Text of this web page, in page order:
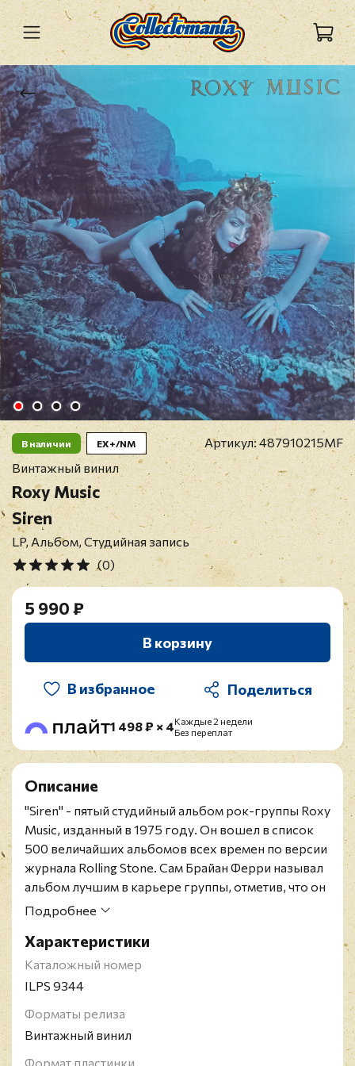
В наличии EX+/NM Артикул:487910215MF
Винтажный винил
Roxy Music
Siren
LP, Альбом, Студийная запись
(0)
5 990 ₽
В корзину
В избранное
1 498 ₽ × 4Каждые 2 недели
Без переплат
Описание
"Siren" - пятый студийный альбом рок-группы Roxy
Music, изданный в 1975 году. Он вошел в список
500 величайших альбомов всех времен по версии
журнала Rolling Stone. Cам Брайан Ферри называл
альбом лучшим в карьере группы, отметив, что он
сочетает в себе энергию первых двух альбомов
Первое шведское издание представлено на
чёрном виниле. Конверт в превосходном
состоянии, винил в состоянии, близком к
Roxy Music - британская рок-группа, созданная в
1971 году. В состав коллектива вошли Брайан
Ферри (вокал, клавишные), Грэм Симпсон (бас-
Подробнее
Характеристики
Каталожный номер
ILPS 9344
Форматы релиза
Винтажный винил
Формат пластинки